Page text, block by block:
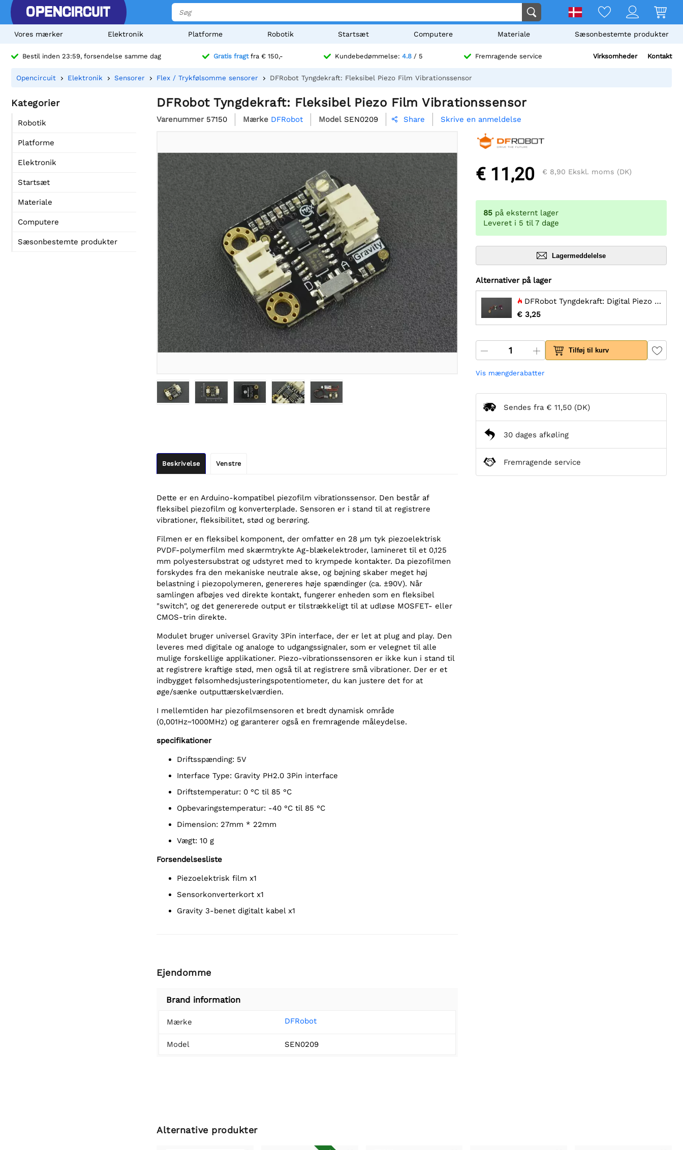
Vores mærker Elektronik Platforme Robotik Startsæt Computere Materiale Sæsonbestemte produkter
Bestil inden 23:59, forsendelse samme dag Gratis fragtfra € 150,- Kundebedømmelse: 4.8 / 5 Fremragende service Virksomheder Kontakt
Opencircuit Elektronik Sensorer Flex / Trykfølsomme sensorer DFRobot Tyngdekraft: Fleksibel Piezo Film Vibrationssensor
Kategorier
Robotik
Platforme
Elektronik
Startsæt
Materiale
Computere
Sæsonbestemte produkter
DFRobot Tyngdekraft: Fleksibel Piezo Film Vibrationssensor
Varenummer 57150 Mærke DFRobot Model SEN0209  Share Skrive en anmeldelse
Beskrivelse Venstre
Dette er en Arduino-kompatibel piezofilm vibrationssensor. Den består af
fleksibel piezofilm og konverterplade. Sensoren er i stand til at registrere
vibrationer, fleksibilitet, stød og berøring.
Filmen er en fleksibel komponent, der omfatter en 28 µm tyk piezoelektrisk
PVDF-polymerfilm med skærmtrykte Ag-blækelektroder, lamineret til et 0,125
mm polyestersubstrat og udstyret med to krympede kontakter. Da piezofilmen
forskydes fra den mekaniske neutrale akse, og bøjning skaber meget høj
belastning i piezopolymeren, genereres høje spændinger (ca. ±90V). Når
samlingen afbøjes ved direkte kontakt, fungerer enheden som en fleksibel
"switch", og det genererede output er tilstrækkeligt til at udløse MOSFET- eller
CMOS-trin direkte.
Modulet bruger universel Gravity 3Pin interface, der er let at plug and play. Den
leveres med digitale og analoge to udgangssignaler, som er velegnet til alle
mulige forskellige applikationer. Piezo-vibrationssensoren er ikke kun i stand til
at registrere kraftige stød, men også til at registrere små vibrationer. Der er et
indbygget følsomhedsjusteringspotentiometer, du kan justere det for at
øge/sænke outputtærskelværdien.
I mellemtiden har piezofilmsensoren et bredt dynamisk område
(0,001Hz~1000MHz) og garanterer også en fremragende måleydelse.
specifikationer
Driftsspænding: 5V
Interface Type: Gravity PH2.0 3Pin interface
Driftstemperatur: 0 °C til 85 °C
Opbevaringstemperatur: -40 °C til 85 °C
Dimension: 27mm * 22mm
Vægt: 10 g
Forsendelsesliste
Piezoelektrisk film x1
Sensorkonverterkort x1
Gravity 3-benet digitalt kabel x1
Ejendomme
Brand information
Mærke DFRobot
Model SEN0209
€ 11,20 € 8,90 Ekskl. moms (DK)
85 på eksternt lager
Leveret i 5 til 7 dage
Lagermeddelelse
Alternativer på lager
DFRobot Tyngdekraft: Digital Piezo Disk Vibrationssensor
€ 3,25
Tilføj til kurv
Vis mængderabatter
Sendes fra € 11,50 (DK)
30 dages afkøling
Fremragende service
Alternative produkter